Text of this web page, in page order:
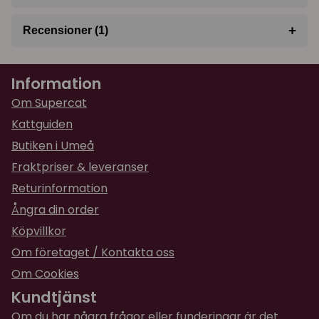
Recensioner (1) +
Victor
för 1 år sedan
★★★★★
Den ser ut som på bilderna. Trodde dock att den
skulle vara lite större. Kollade inte så noga på
mått osv. Den är superfin!!
Är nöjd och glad över beslutet att köpa
brickorna. Den ena queenie brickan ska bli en
födelsedagspresent åt min mamma som oxå
älskar katter.
Information
Om Supercat
Kattguiden
Butiken i Umeå
Fraktpriser & leveranser
Returinformation
Ångra din order
Köpvillkor
Om företaget / Kontakta oss
Om Cookies
Kundtjänst